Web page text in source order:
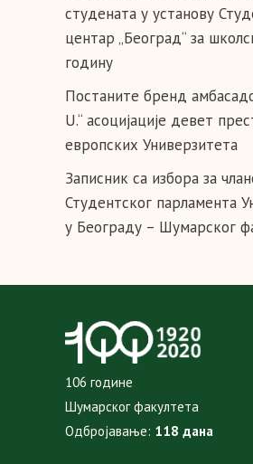
студената у установу
центар „Београд“ за
годину
Постаните бренд
U.“ асоцијације девет
европских Универзитета
Записник са избора за
Студентског парламента
у Београду – Шумарског
106 године
Шумарског факултета
Одбројавање: 118 дана